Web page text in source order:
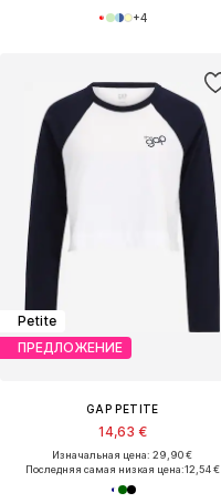
+4
Petite
ПРЕДЛОЖЕНИЕ
GAP PETITE
14,63 €
Изначальная цена: 29,90 €
Последняя самая низкая цена:12,54 €